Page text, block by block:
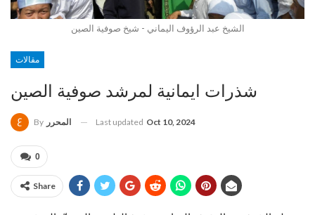
الشيخ عبد الرؤوف اليماني - شيخ صوفية الصين
مقالات
شذرات ايمانية لمرشد صوفية الصين
By المحرر Last updated Oct 10, 2024
0
Share